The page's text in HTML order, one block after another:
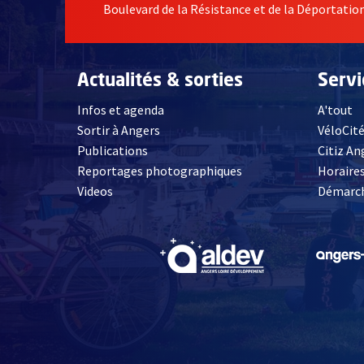
Boulevard de la Résistance et de la Déportation
Actualités & sorties
Infos et agenda
Sortir à Angers
Publications
Reportages photographiques
Videos, Ouvre une nouvelle fenêtre
A'tout
VéloCité
Citiz
, Ouvre une